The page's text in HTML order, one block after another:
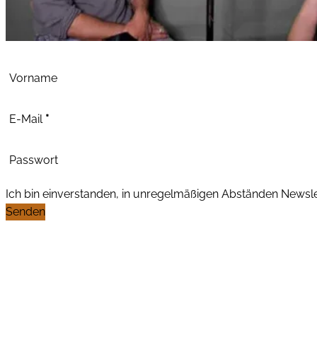
Vorname
E-Mail *
Passwort
Ich bin einverstanden, in unregelmäßigen Abständen
Senden